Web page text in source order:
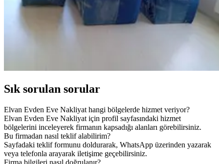
Sık sorulan sorular
Elvan Evden Eve Nakliyat hangi bölgelerde hizmet veriyor?
Elvan Evden Eve Nakliyat için profil sayfasındaki hizmet
bölgelerini inceleyerek firmanın kapsadığı alanları görebilirsiniz.
Bu firmadan nasıl teklif alabilirim?
Sayfadaki teklif formunu doldurarak, WhatsApp üzerinden yazarak
veya telefonla arayarak iletişime geçebilirsiniz.
Firma bilgileri nasıl doğrulanır?